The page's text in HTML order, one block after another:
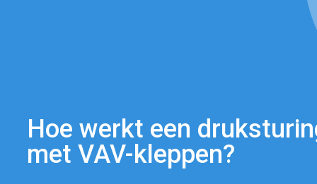
Hoe werkt een
met VAV-kleppen?